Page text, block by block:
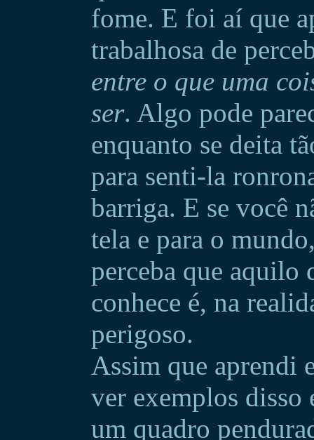
fome. E foi aí que
trabalhosa de
entre o que uma
ser. Algo pode
enquanto se deita
para senti-la
barriga. E se você
tela e para o
perceba que aquilo
conhece é, na
perigoso.
Assim que aprendi
ver exemplos disso
um quadro